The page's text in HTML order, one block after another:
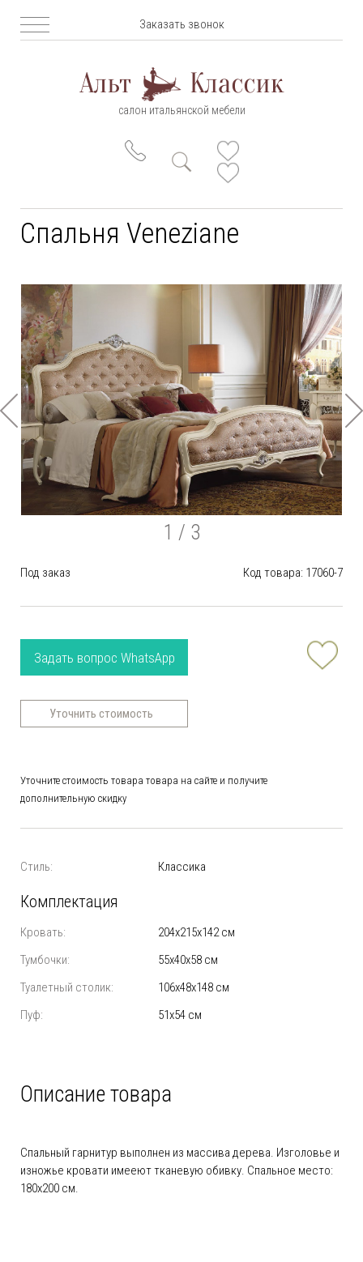
Заказать звонок
салон итальянской мебели
1 / 3
Спальня Veneziane
Под заказ Код товара: 17060-7
Задать вопрос WhatsApp
Уточнить стоимость
Уточните стоимость товара товара на сайте и получите
дополнительную скидку
Стиль: Классика
Комплектация
Кровать:
204х215х142 см
Тумбочки:
55х40х58 см
Туалетный столик:
106х48х148 см
Пуф:
51х54 см
Описание товара
Спальный гарнитур выполнен из массива дерева. Изголовье и
изножье кровати имееют тканевую обивку. Спальное место:
180х200 см.